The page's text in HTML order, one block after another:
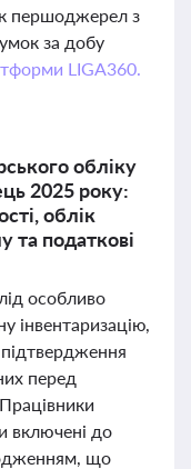
першоджерел з
за добу
LIGA360.
обліку
2025 року:
облік
та податкові
особливо
інвентаризацію,
перед
включені до
що